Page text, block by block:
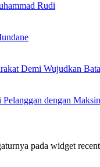
Rudi
Demi Wujudkan
dengan
pada widget